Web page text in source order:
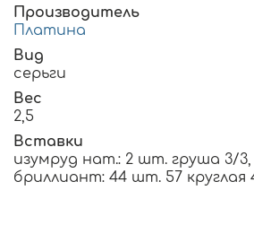
Производитель
Платина
Вид
серьги
Вес
2,5
Вставки
изумруд нат.: 2 шт. груша 3/3,
бриллиант: 44 шт. 57 круглая